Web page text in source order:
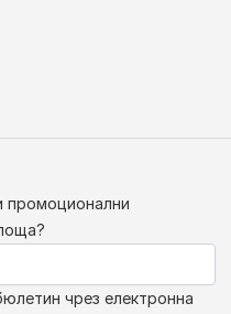
промоционални
чрез електронна